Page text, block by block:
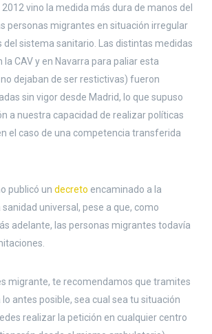
vino la medida más dura de manos del
personas migrantes en situación irregular
sistema sanitario. Las distintas medidas
CAV y en Navarra para paliar esta
dejaban de ser restictivas) fueron
sin vigor desde Madrid, lo que supuso
a nuestra capacidad de realizar políticas
el caso de una competencia transferida
publicó un decreto encaminado a la
universal, pese a que, como
adelante, las personas migrantes todavía
migrante, te recomendamos que tramites
antes posible, sea cual sea tu situación
realizar la petición en cualquier centro